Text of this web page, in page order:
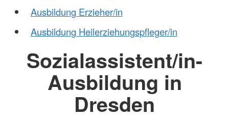
Ausbildung Erzieher/in
Ausbildung Heilerziehungspfleger/in
Sozialassistent/in-
Ausbildung in
Dresden